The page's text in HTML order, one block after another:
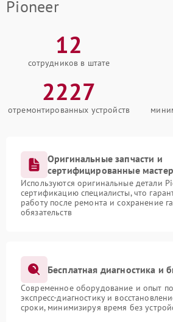
Pioneer
12
сотрудников в штате
2227
отремонтированных устройств
Оригинальные запчасти и
сертифицированные
Используются оригинальные детали
сертификацию специалисты, что
работу после ремонта и сохранение
обязательств
Бесплатная диагностика и
Современное оборудование и опыт
экспресс-диагностику и
сроки, минимизируя время без